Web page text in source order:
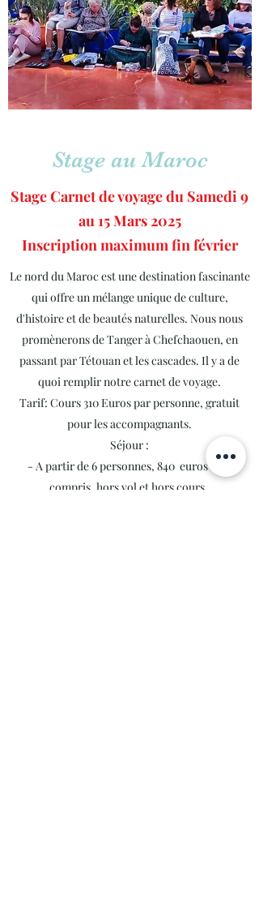
Stage au Maroc
Stage Carnet de voyage du Samedi 9
au 15 Mars 2025
Inscription maximum fin février
Le nord du Maroc est une destination fascinante
qui offre un mélange unique de culture,
d'histoire et de beautés naturelles. Nous nous
promènerons de Tanger à Chefchaouen, en
passant par Tétouan et les cascades. Il y a de
quoi remplir notre carnet de voyage.
Tarif: Cours 310 Euros par personne, gratuit
pour les accompagnants.
Séjour :
- A partir de 6 personnes, 840 euros tout
compris, hors vol et hors cours.